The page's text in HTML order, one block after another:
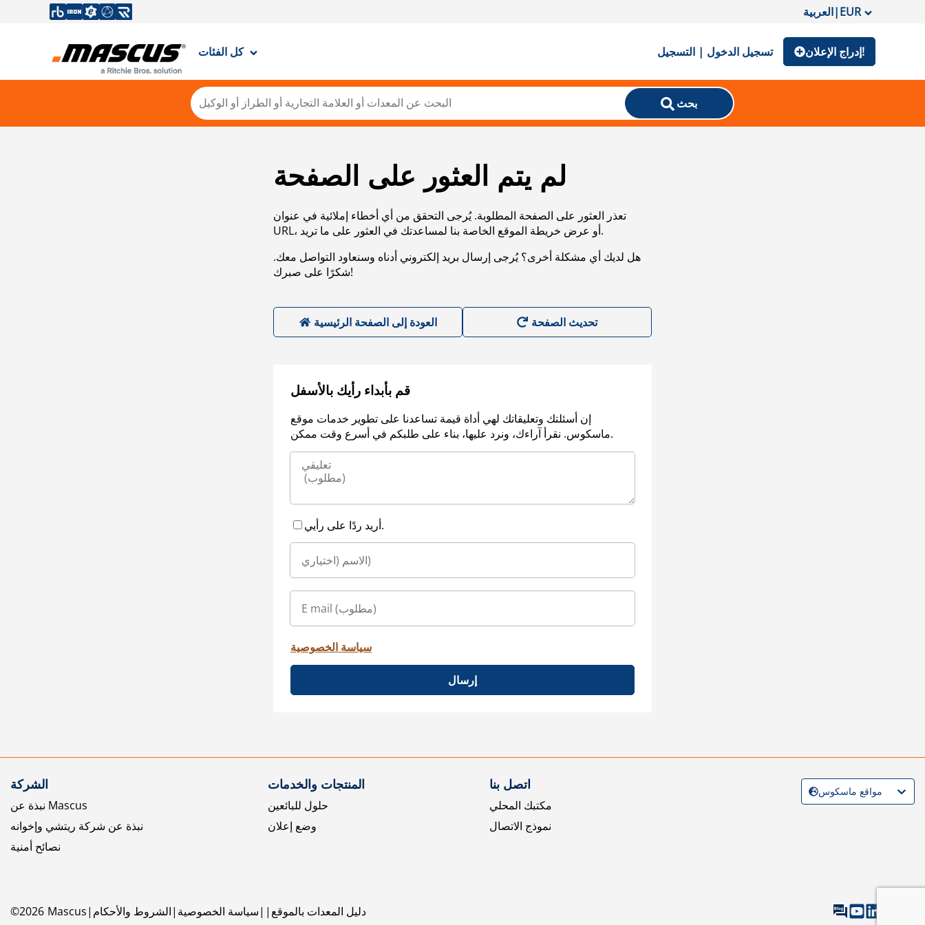
العربية|EUR
كل الفئات تسجيل الدخول | التسجيل إدراج الإعلان!
بحث
لم يتم العثور على الصفحة
تعذر العثور على الصفحة المطلوبة. يُرجى التحقق من أي أخطاء إملائية في عنوان
URL، أو عرض خريطة الموقع الخاصة بنا لمساعدتك في العثور على ما تريد.
هل لديك أي مشكلة أخرى؟ يُرجى إرسال بريد إلكتروني أدناه وسنعاود التواصل معك.
شكرًا على صبرك!
العودة إلى الصفحة الرئيسية
قم بأبداء رأيك بالأسفل
إن أسئلتك وتعليقاتك لهي أداة قيمة تساعدنا على تطوير خدمات موقع
ماسكوس. نقرأ آراءك، ونرد عليها، بناء على طلبكم في أسرع وقت ممكن.
أريد ردًا على رأيي.
سياسة الخصوصية
إرسال
الشركة
نبذة عن Mascus
نبذة عن شركة ريتشي وإخوانه
نصائح أمنية
المنتجات والخدمات
حلول للبائعين
وضع إعلان
اتصل بنا
مكتبك المحلي
نموذج الاتصال
©2026 Mascus الشروط والأحكام سياسة الخصوصية دليل المعدات بالموقع
مواقع ماسكوس